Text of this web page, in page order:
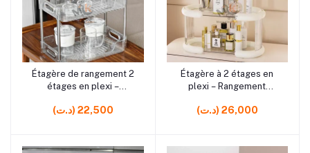
rrrrrr1
Ajouter au panier
Étagère de rangement 2
étages en plexi –
pour cuisine et salle de
(د.ت) 22,500
rrrrrr4
Ajouter au panier
Étagère à 2 étages en
plexi – Rangement
(د.ت) 26,000